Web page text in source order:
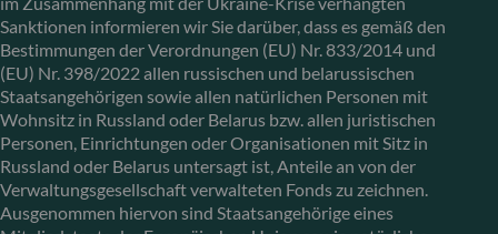
Sanktionen informieren wir Sie darüber, dass es gemäß den
Bestimmungen der Verordnungen (EU) Nr. 833/2014 und
(EU) Nr. 398/2022 allen russischen und belarussischen
Staatsangehörigen sowie allen natürlichen Personen mit
Wohnsitz in Russland oder Belarus bzw. allen juristischen
Personen, Einrichtungen oder Organisationen mit Sitz in
Russland oder Belarus untersagt ist, Anteile an von der
Verwaltungsgesellschaft verwalteten Fonds zu zeichnen.
Ausgenommen hiervon sind Staatsangehörige eines